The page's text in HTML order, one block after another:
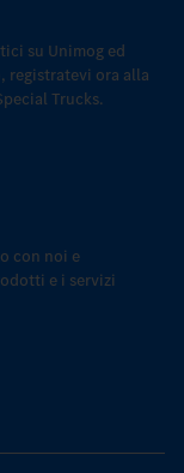
su Unimog ed
registratevi ora alla
Trucks.
con noi e
e i servizi